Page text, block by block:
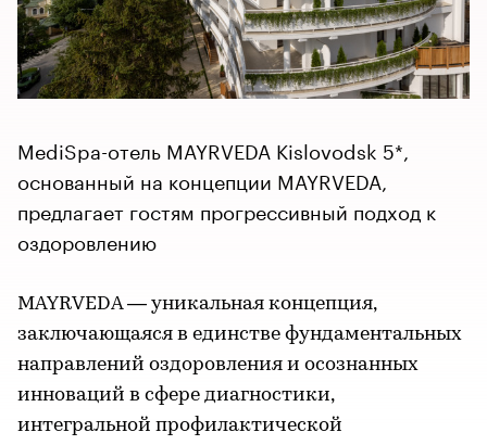
MediSpa-отель MAYRVEDA Kislovodsk 5*,
основанный на концепции MAYRVEDA,
предлагает гостям прогрессивный подход к
оздоровлению
MAYRVEDA — уникальная концепция,
заключающаяся в единстве фундаментальных
направлений оздоровления и осознанных
инноваций в сфере диагностики,
интегральной профилактической